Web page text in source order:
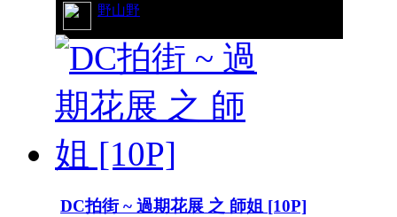
野山野
DC拍街 ~ 過期花展 之 師姐 [10P]